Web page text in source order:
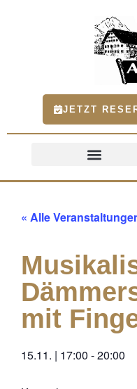
JETZT
« Alle
mit
15.11. | 17:00 -20:00